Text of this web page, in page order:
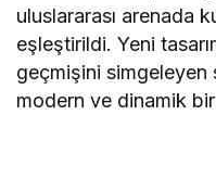
uluslararası arenada
eşleştirildi. Yeni
geçmişini simgeleyen
modern ve dinamik